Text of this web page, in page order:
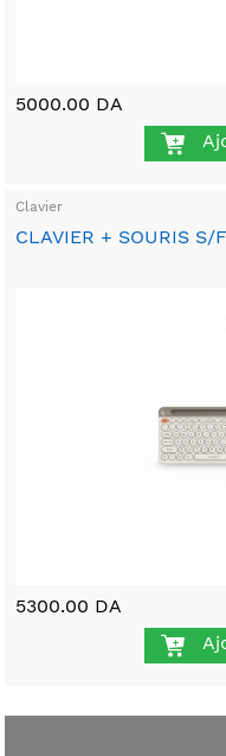
5000.00 DA
Clavier
CLAVIER + SOURIS S/
5300.00 DA